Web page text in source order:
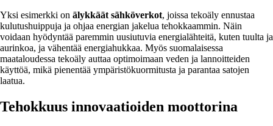
Yksi esimerkki on älykkäät sähköverkot, joissa tekoäly ennustaa
kulutushuippuja ja ohjaa energian jakelua tehokkaammin. Näin
voidaan hyödyntää paremmin uusiutuvia energialähteitä, kuten tuulta ja
aurinkoa, ja vähentää energiahukkaa. Myös suomalaisessa
maataloudessa tekoäly auttaa optimoimaan veden ja lannoitteiden
käyttöä, mikä pienentää ympäristökuormitusta ja parantaa satojen
laatua.
Tehokkuus innovaatioiden moottorina